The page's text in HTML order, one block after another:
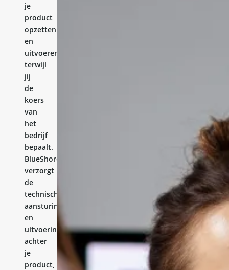
je
product
opzetten
en
uitvoeren,
terwijl
jij
de
koers
van
het
bedrijf
bepaalt.
BlueShores
verzorgt
de
technische
aansturing
en
uitvoering
achter
je
product,